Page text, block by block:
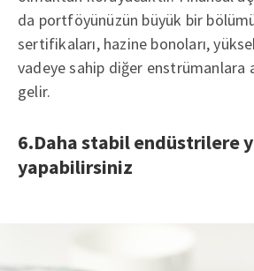
da portföyünüzün büyük bir
sertifikaları, hazine bonoları,
vadeye sahip diğer enstrümanlara
gelir.
6.Daha stabil endüstrilere
yapabilirsiniz